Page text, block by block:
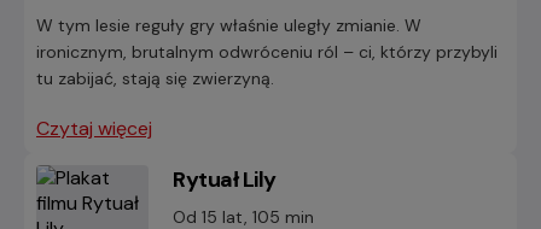
W tym lesie reguły gry właśnie uległy zmianie. W
ironicznym, brutalnym odwróceniu ról – ci, którzy przybyli
tu zabijać, stają się zwierzyną.
Czytaj więcej
Rytuał Lily
Od 15 lat, 105 min